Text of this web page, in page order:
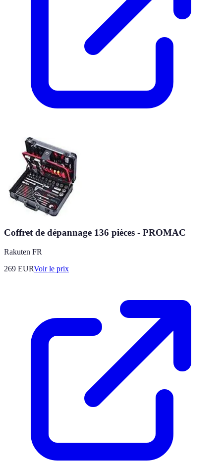
Coffret de dépannage 136 pièces - PROMAC
Rakuten FR
269 EURVoir le prix